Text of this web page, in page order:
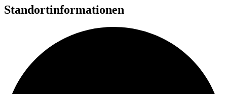
Standortinformationen